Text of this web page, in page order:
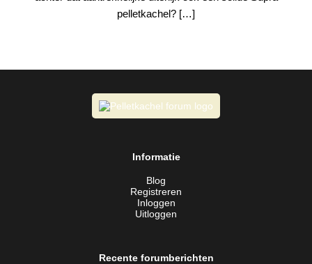
pelletkachel? […]
Informatie
Blog
Registreren
Inloggen
Uitloggen
Recente forumberichten